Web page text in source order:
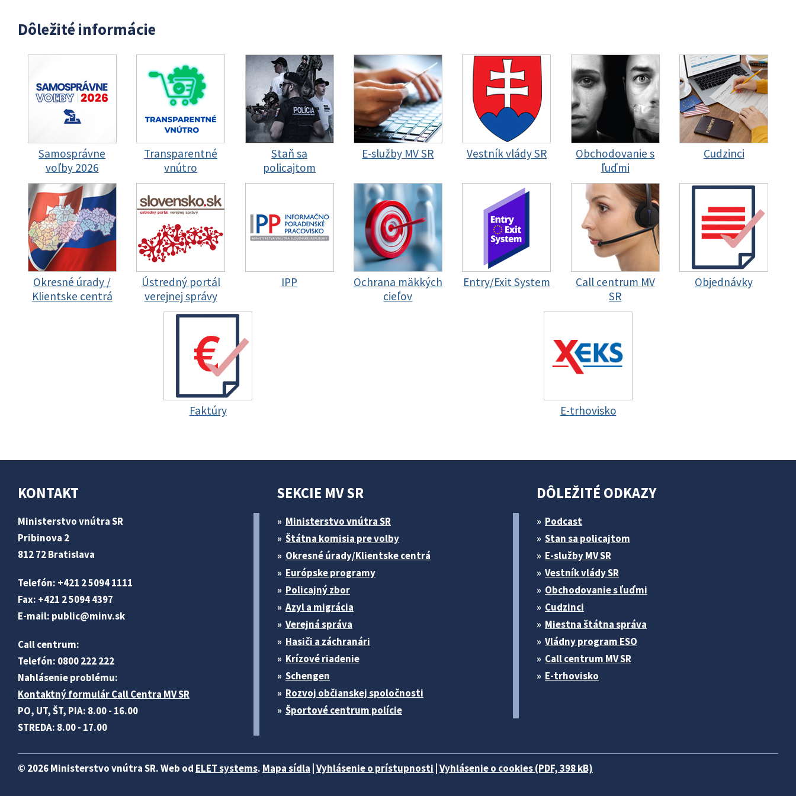
Dôležité informácie
Samosprávne
voľby 2026
Transparentné
vnútro
Staň sa
policajtom
E-služby MV SR Vestník vlády SR
Obchodovanie s
ľuďmi
Cudzinci
Okresné úrady /
Klientske centrá
Ústredný portál
verejnej správy
IPP
Ochrana mäkkých
cieľov
Entry/Exit System
Call centrum MV
SR
Objednávky
Faktúry E-trhovisko
KONTAKT
Ministerstvo vnútra SR
Pribinova 2
812 72 Bratislava
Telefón: +421 2 5094 1111
Fax: +421 2 5094 4397
E-mail: public@minv.sk
Call centrum:
Telefón: 0800 222 222
Nahlásenie problému:
Kontaktný formulár Call Centra MV SR
PO, UT, ŠT, PIA: 8.00 - 16.00
STREDA: 8.00 - 17.00
SEKCIE MV SR
Ministerstvo vnútra SR
Štátna komisia pre volby
Okresné úrady/Klientske centrá
Európske programy
Policajný zbor
Azyl a migrácia
Verejná správa
Hasiči a záchranári
Krízové riadenie
Schengen
Rozvoj občianskej spoločnosti
Športové centrum polície
DÔLEŽITÉ ODKAZY
Podcast
Stan sa policajtom
E-služby MV SR
Vestník vlády SR
Obchodovanie s ľuďmi
Cudzinci
Miestna štátna správa
Vládny program ESO
Call centrum MV SR
E-trhovisko
© 2026 Ministerstvo vnútra SR. Web od ELET systems. Mapa sídla Vyhlásenie o prístupnosti Vyhlásenie o cookies (PDF, 398 kB)